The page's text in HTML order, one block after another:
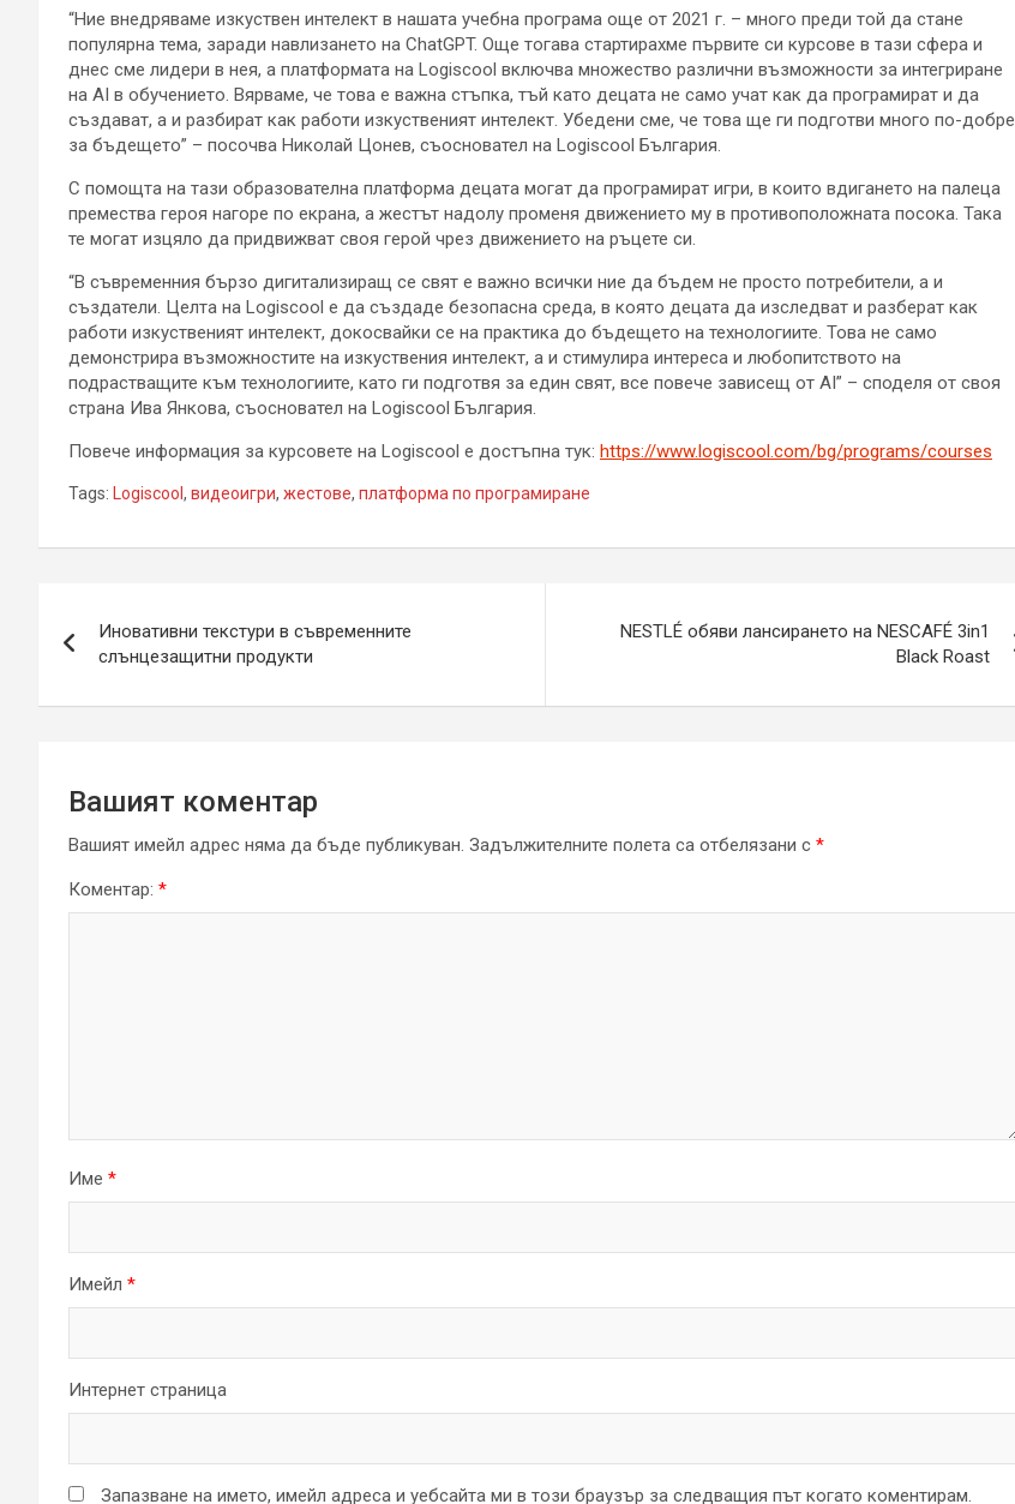
“Ние внедряваме изкуствен интелект в нашата учебна програма още от 2021 г. – много преди той да стане
популярна тема, заради навлизането на ChatGPT. Още тогава стартирахме първите си курсове в тази сфера и
днес сме лидери в нея, а платформата на Logiscool включва множество различни възможности за интегриране
на AI в обучението. Вярваме, че това е важна стъпка, тъй като децата не само учат как да програмират и да
създават, а и разбират как работи изкуственият интелект. Убедени сме, че това ще ги подготви много по-добре
за бъдещето” – посочва Николай Цонев, съосновател на Logiscool България.
С помощта на тази образователна платформа децата могат да програмират игри, в които вдигането на палеца
премества героя нагоре по екрана, а жестът надолу променя движението му в противоположната посока. Така
те могат изцяло да придвижват своя герой чрез движението на ръцете си.
“В съвременния бързо дигитализиращ се свят е важно всички ние да бъдем не просто потребители, а и
създатели. Целта на Logiscool е да създаде безопасна среда, в която децата да изследват и разберат как
работи изкуственият интелект, докосвайки се на практика до бъдещето на технологиите. Това не само
демонстрира възможностите на изкуствения интелект, а и стимулира интереса и любопитството на
подрастващите към технологиите, като ги подготвя за един свят, все повече зависещ от AI” – споделя от своя
страна Ива Янкова, съосновател на Logiscool България.
Повече информация за курсовете на Logiscool е достъпна тук: https://www.logiscool.com/bg/programs/courses
Tags: Logiscool , видеоигри, жестове, платформа по програмиране
Иновативни текстури в съвременните
слънцезащитни продукти
NESTLÉ обяви лансирането на NESCAFÉ 3in1
Black Roast
Вашият коментар
Вашият имейл адрес няма да бъде публикуван. Задължителните полета са отбелязани с *
Коментар: *
Име *
Имейл *
Интернет страница
Запазване на името, имейл адреса и уебсайта ми в този браузър за следващия път когато коментирам.